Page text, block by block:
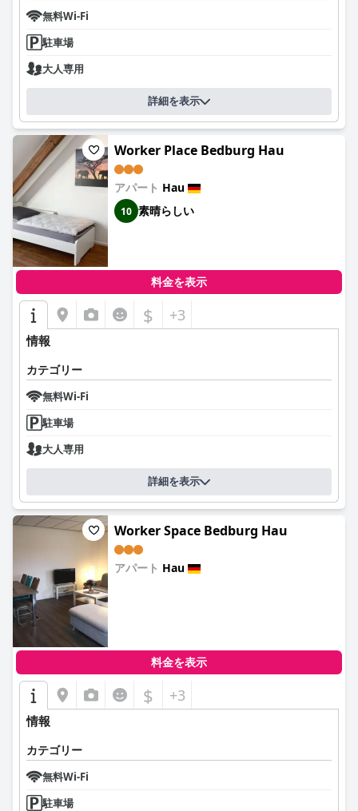
無料Wi-Fi
駐車場
大人専用
詳細を表示
Worker Place Bedburg Hau
アパート Hau
10 素晴らしい
料金を表示
$ +3
情報
カテゴリー
無料Wi-Fi
駐車場
大人専用
詳細を表示
Worker Space Bedburg Hau
アパート Hau
料金を表示
$ +3
情報
カテゴリー
無料Wi-Fi
駐車場